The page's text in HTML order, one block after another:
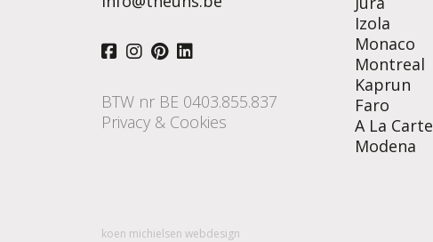
BTW nr BE 0403.855.837
Privacy & Cookies
Izola
Monaco
Montreal
Kaprun
Faro
A La Carte
Modena
koen michielsen webdesign